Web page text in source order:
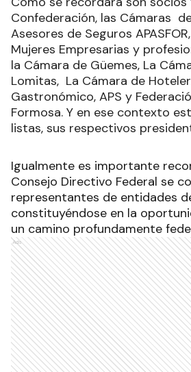
Confederación, las Cámaras
Asesores de Seguros
Mujeres Empresarias y
la Cámara de Güemes, La
Lomitas, La Cámara de
Gastronómico, APS y
Formosa. Y en ese contexto
listas, sus respectivos
Igualmente es importante
Consejo Directivo Federal se
representantes de entidades
constituyéndose en la
un camino profundamente
Ads